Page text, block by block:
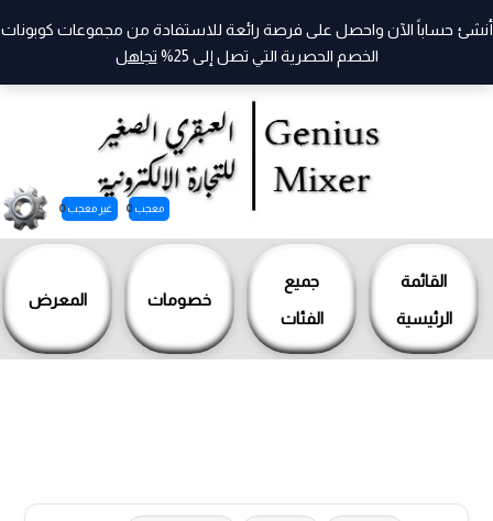
القائمة
الرئيسية
جميع
الفئات
خصومات المعرض
معجب 0 غير معجب 0
أنشئ حساباً الآن واحصل على فرصة رائعة للاستفادة من مجموعات كوبونات
الخصم الحصرية التي تصل إلى 25%
تجاهل
تخطي